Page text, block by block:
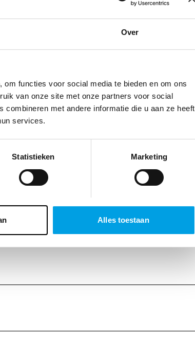
Over
functies voor social media te bieden en om ons
van onze site met onze partners voor social
met andere informatie die u aan ze heeft
services.
Statistieken Marketing
Alles toestaan